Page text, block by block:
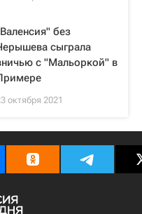
без
сыграла
с "Мальоркой" в
октября 2021